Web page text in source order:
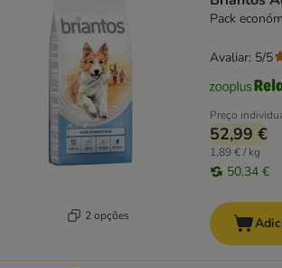
2 opções
Pack
Preço
52,99 €
1,89 € / kg
50,34 €
Avaliar: 5/5